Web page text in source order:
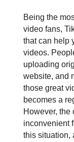
Being the
video fans,
that can help
videos.
uploading
website, and
those great
becomes a
However, the
inconvenient
this situation,